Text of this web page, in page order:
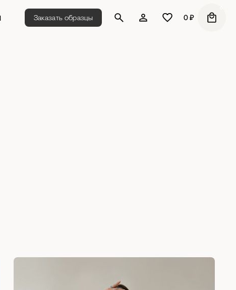
Заказать образцы 0₽